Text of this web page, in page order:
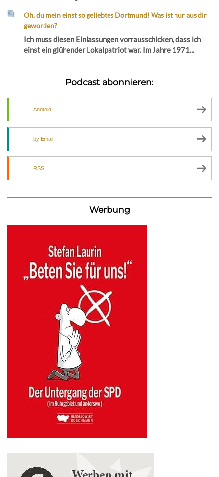
Oh, du mein einst so geliebtes Dortmund! Was ist nur aus dir
geworden?
Ich muss diesen Einlassungen vorrausschicken, dass ich
einst ein glühender Lokalpatriot war. Im Jahre 1971...
Podcast abonnieren:
Android
by Email
RSS
Werbung